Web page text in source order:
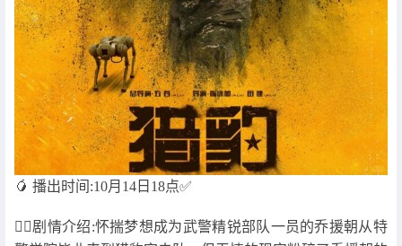
🥭 播出时间:10月14日18点✅
👉🏻剧情介绍:怀揣梦想成为武警精锐部队一员的乔援朝从特